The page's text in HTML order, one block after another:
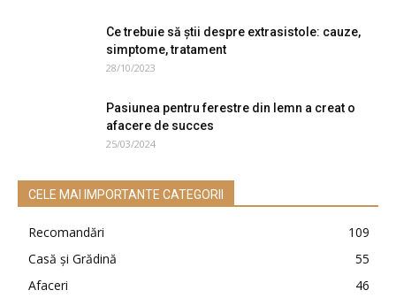
Ce trebuie să știi despre extrasistole: cauze,
simptome, tratament
28/10/2023
Pasiunea pentru ferestre din lemn a creat o
afacere de succes
25/03/2024
CELE MAI IMPORTANTE CATEGORII
Recomandări
109
Casă şi Grădină
55
Afaceri
46